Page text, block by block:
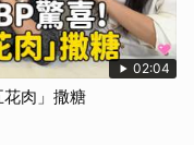
02:04
肉」撒糖